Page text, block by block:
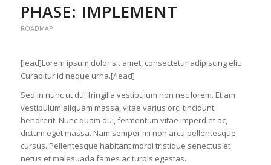
PHASE: IMPLEMENT
ROADMAP
[lead]Lorem ipsum dolor sit amet, consectetur adipiscing elit.
Curabitur id neque urna.[/lead]
Sed in nunc ut dui fringilla vestibulum non nec lorem. Etiam
vestibulum aliquam massa, vitae varius orci tincidunt
hendrerit. Nunc quam dui, fermentum vitae imperdiet ac,
dictum eget massa. Nam semper mi non arcu pellentesque
cursus. Pellentesque habitant morbi tristique senectus et
netus et malesuada fames ac turpis egestas.